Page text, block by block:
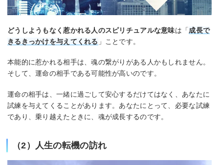
どうしようもなく惹かれる人のスピリチュアルな意味は「成長で
きるきっかけを与えてくれる 」ことです。
本能的に惹かれる相手は、魂の繋がりがある人かもしれません。
そして、運命の相手である可能性が高いのです。
運命の相手は、一緒に過ごして安心するだけてはなく、あなたに
試練を与えてくることがあります。あなたにとって、必要な試練
であり、乗り越えたときに、魂が成長するのです。
（2）人生の転機の訪れ